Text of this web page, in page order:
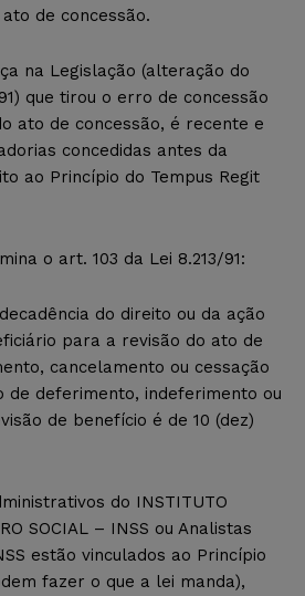
de concessão.
na Legislação (alteração do
que tirou o erro de concessão
ato de concessão, é recente e
concedidas antes da
ao Princípio do Tempus Regit
o art. 103 da Lei 8.213/91:
do direito ou da ação
para a revisão do ato de
cancelamento ou cessação
de deferimento, indeferimento ou
de benefício é de 10 (dez)
do INSTITUTO
SOCIAL – INSS ou Analistas
estão vinculados ao Princípio
fazer o que a lei manda),